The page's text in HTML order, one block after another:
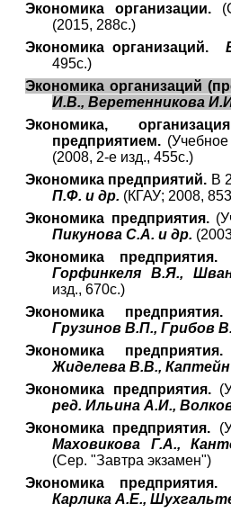
Экономика организации.
(2015, 288с.)
Экономика организаций.
495с.)
Экономика организаций
И.В., Веретенникова
Экономика,
предприятием.
(2008, 2-е изд., 455с.)
Экономика предприятий. В
П.Ф. и др. (КГАУ; 2008,
Экономика предприятия.
Пикунова С.А. и др.
Экономика предприятия.
Горфинкеля В.Я.,
изд., 670с.)
Экономика предприятия.
Грузинов В.П., Грибов
Экономика предприятия.
Жиделева В.В.,
Экономика предприятия.
ред. Ильина А.И.,
Экономика предприятия.
Маховикова Г.А.,
(Сер. "Завтра экзамен")
Экономика предприятия.
Карлика А.Е.,